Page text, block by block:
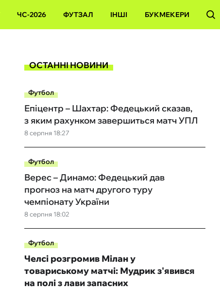
ЧС-2026 ФУТЗАЛ ІНШІ БУКМЕКЕРИ
ОСТАННІ НОВИНИ
Футбол
8 серпня 18:27
Епіцентр – Шахтар: Федецький сказав,
з яким рахунком завершиться матч УПЛ
Футбол
8 серпня 18:02
Верес – Динамо: Федецький дав
прогноз на матч другого туру
чемпіонату України
Футбол
Челсі розгромив Мілан у
товариському матчі: Мудрик з'явився
на полі з лави запасних